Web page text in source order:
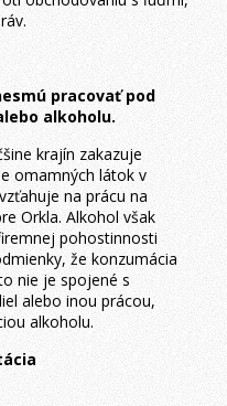
pracovať pod
alkoholu.
krajín zakazuje
omamných látok v
na prácu na
Orkla. Alkohol však
pohostinnosti
že konzumácia
nie je spojené s
alebo inou prácou,
alkoholu.